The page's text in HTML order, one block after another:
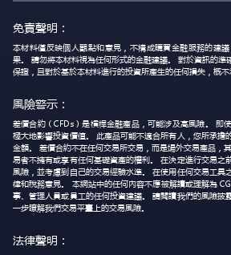
免責聲明：
本材料僅反映個人觀點和意見，不構成購買金融服務的建
果。 請勿將本材料視為任何形式的金融建議。 對於資訊的準
保證，且對於基於本材料進行的投資所產生的任何損失，概不
風險警示：
差價合約（CFDs）是槓桿金融產品，可能涉及高風險。 即
極大地影響投資價值。 此產品可能不適合所有人，您所承擔
金額。 差價合約不在任何交易所交易，而是場外交易產品，
易者不擁有或享有任何基礎資產的權利。 在決定進行交易之
風險，並考慮到自己的交易經驗水準。 在使用任何交易工具
律和稅務意見。 本網站中的任何內容不應被解讀或理解為
事、管理人員或員工的任何投資建議。 請閱讀我們的風險披
一步瞭解我們交易平臺上的交易風險。
法律聲明：